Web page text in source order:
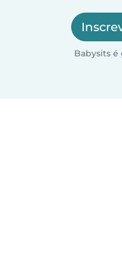
Babysits é